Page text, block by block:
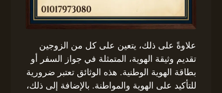
علاوةً على ذلك، يتعين على كل من الزوجين
تقديم وثيقة الهوية، المتمثلة في جواز السفر أو
بطاقة الهوية الوطنية. هذه الوثائق تعتبر ضرورية
للتأكيد على الهوية والمواطنة. بالإضافة إلى ذلك،